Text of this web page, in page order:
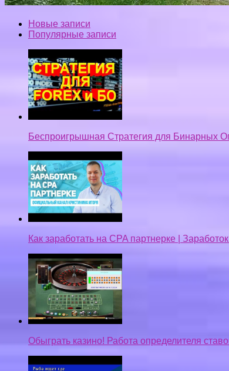
Новые записи
Популярные записи
Беспроигрышная Стратегия для Бинарных
Как заработать на CPA партнерке |
Обыграть казино! Работа определителя